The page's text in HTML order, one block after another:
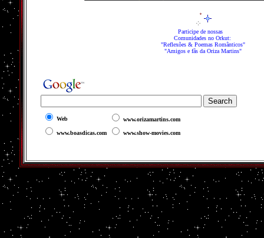
Participe de nossas
Comunidades no Orkut:
"Reflexões & Poemas Românticos"
"Amigos e fãs da Oriza Martins"
Web www.orizamartins.com
www.boasdicas.com www.show-movies.com